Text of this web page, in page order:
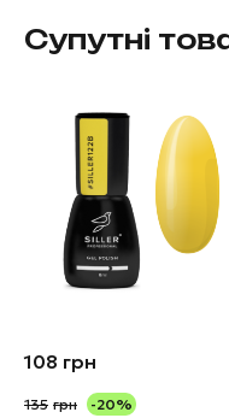
Супутні
108 грн
135 грн -20%